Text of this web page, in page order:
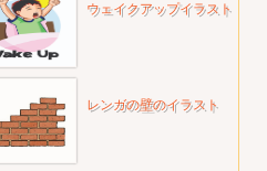
ウェイクアップイラスト
レンガの壁のイラスト